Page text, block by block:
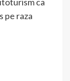
pe raza